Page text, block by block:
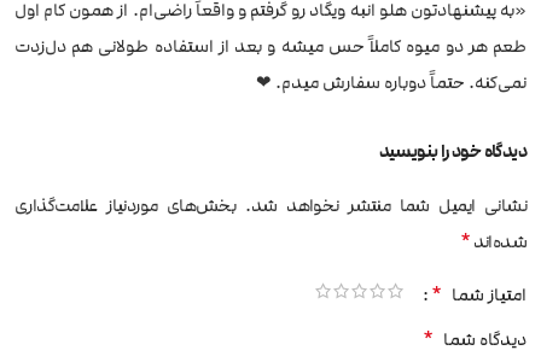
«به پیشنهادتون هلو انبه ویگاد رو گرفتم و واقعاً راضی‌ام. از همون کام اول
طعم هر دو میوه کاملاً حس میشه و بعد از استفاده طولانی هم دل‌زدت
نمی‌کنه. حتماً دوباره سفارش میدم. ❤
دیدگاه خود را بنویسید
نشانی ایمیل شما منتشر نخواهد شد. بخش‌های موردنیاز علامت‌گذاری
شده‌اند*
امتیاز شما *
دیدگاه شما *